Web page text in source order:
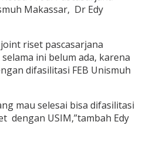
Makassar, Dr Edy
riset pascasarjana
ini belum ada, karena
difasilitasi FEB Unismuh
mau selesai bisa difasilitasi
dengan USIM,”tambah Edy